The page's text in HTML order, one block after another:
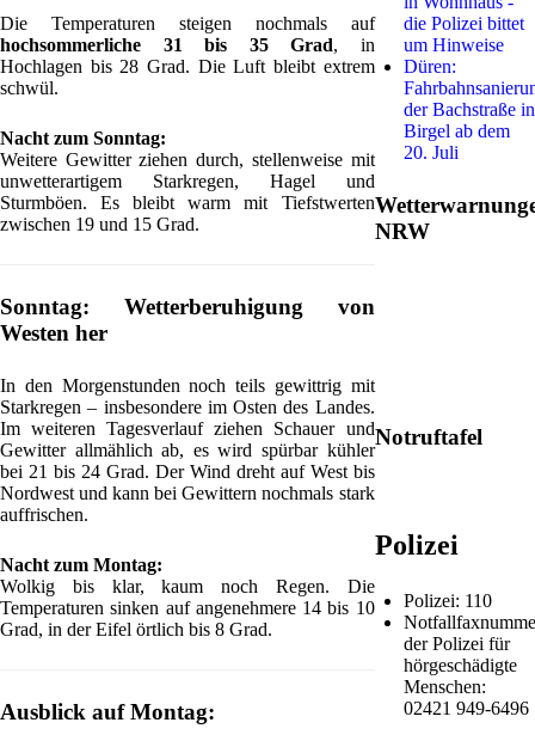
Die Temperaturen steigen nochmals auf
hochsommerliche 31 bis 35 Grad, in
Hochlagen bis 28 Grad. Die Luft bleibt extrem
schwül.
Nacht zum Sonntag:
Weitere Gewitter ziehen durch, stellenweise mit
unwetterartigem Starkregen, Hagel und
Sturmböen. Es bleibt warm mit Tiefstwerten
zwischen 19 und 15 Grad.
Sonntag: Wetterberuhigung von
Westen her
In den Morgenstunden noch teils gewittrig mit
Starkregen – insbesondere im Osten des Landes.
Im weiteren Tagesverlauf ziehen Schauer und
Gewitter allmählich ab, es wird spürbar kühler
bei 21 bis 24 Grad. Der Wind dreht auf West bis
Nordwest und kann bei Gewittern nochmals stark
auffrischen.
Nacht zum Montag:
Wolkig bis klar, kaum noch Regen. Die
Temperaturen sinken auf angenehmere 14 bis 10
Grad, in der Eifel örtlich bis 8 Grad.
Ausblick auf Montag:
die Polizei bittet
um Hinweise
Düren:
der Bachstraße in
Birgel ab dem
20. Juli
NRW
Notruftafel
Polizei
Polizei: 110
der Polizei für
hörgeschädigte
Menschen:
02421 949-6496